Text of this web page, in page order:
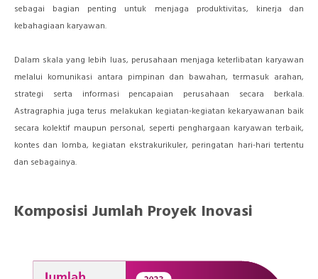
sebagai bagian penting untuk menjaga produktivitas, kinerja dan
kebahagiaan karyawan.
Dalam skala yang lebih luas, perusahaan menjaga keterlibatan karyawan
melalui komunikasi antara pimpinan dan bawahan, termasuk arahan,
strategi serta informasi pencapaian perusahaan secara berkala.
Astragraphia juga terus melakukan kegiatan-kegiatan kekaryawanan baik
secara kolektif maupun personal, seperti penghargaan karyawan terbaik,
kontes dan lomba, kegiatan ekstrakurikuler, peringatan hari-hari tertentu
dan sebagainya.
Komposisi Jumlah Proyek Inovasi